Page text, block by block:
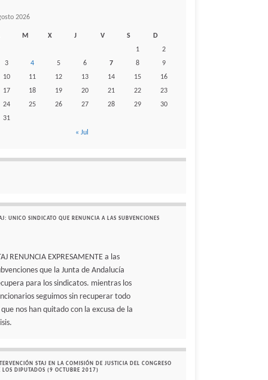
2026
M X J V S
D
1
2
3
4 5 6 7 8
9
10
11 12 13 14 15
16
17
18 19 20 21 22
23
24
25 26 27 28 29
30
31
« Jul
UNICO SINDICATO QUE RENUNCIA A LAS SUBVENCIONES
RENUNCIA EXPRESAMENTE a las
que la Junta de Andalucía
para los sindicatos. mientras los
seguimos sin recuperar todo
que nos han quitado con la excusa de la
STAJ EN LA COMISIÓN DE JUSTICIA DEL CONGRESO
LOS DIPUTADOS (9 OCTUBRE 2017)